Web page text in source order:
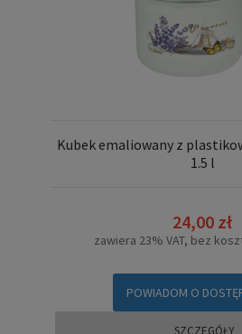
Kubek emaliowany z
1.5 l
24,00 zł
zawiera 23% VAT, bez
POWIADOM O
SZCZEGÓŁY